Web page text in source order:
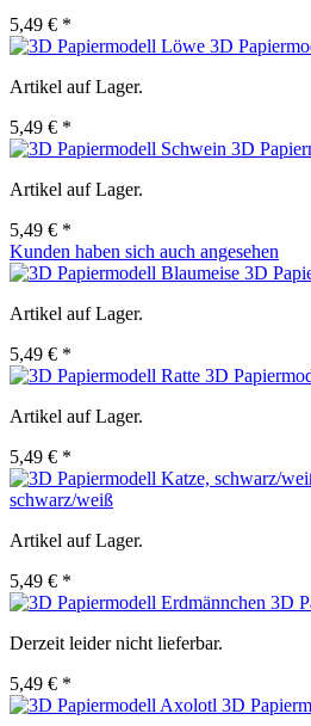
5,49 € *
3D
Artikel auf Lager.
5,49 € *
3D
Artikel auf Lager.
5,49 € *
Kunden haben sich auch angesehen
3D
Artikel auf Lager.
5,49 € *
3D
Artikel auf Lager.
5,49 € *
schwarz/weiß
Artikel auf Lager.
5,49 € *
3D
Derzeit leider nicht lieferbar.
5,49 € *
3D